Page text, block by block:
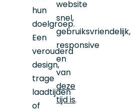
hun
doelgroep.
Een
verouderd
design,
trage
laadtijden
of
website
snel,
gebruiksvriendelijk,
responsive
en
van
deze
tijd is.